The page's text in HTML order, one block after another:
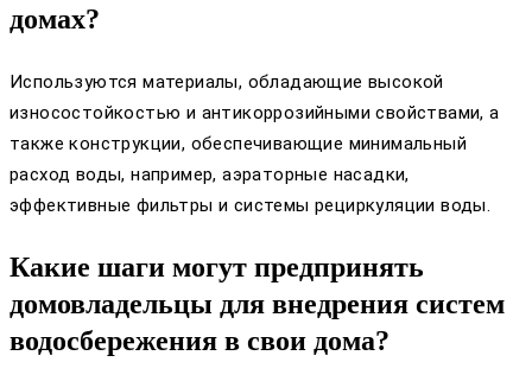
домах?
Используются материалы, обладающие высокой
износостойкостью и антикоррозийными свойствами, а
также конструкции, обеспечивающие минимальный
расход воды, например, аэраторные насадки,
эффективные фильтры и системы рециркуляции воды.
Какие шаги могут предпринять
домовладельцы для внедрения систем
водосбережения в свои дома?